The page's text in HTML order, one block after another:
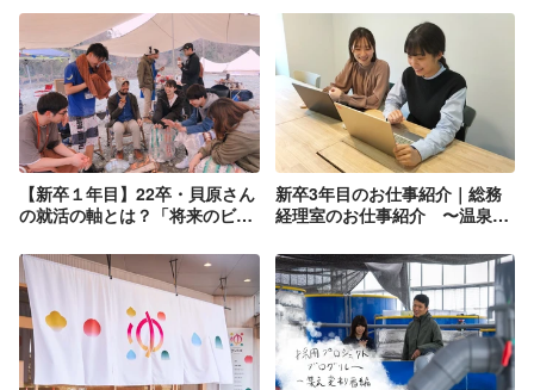
【新卒１年目】22卒・貝原さん
の就活の軸とは？「将来のビジ
けれど…。」
新卒3年目のお仕事紹介｜総務
経理室のお仕事紹介 〜温泉道